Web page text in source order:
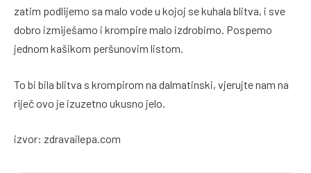
zatim podlijemo sa malo vode u kojoj se kuhala blitva, i sve
dobro izmiješamo i krompire malo izdrobimo. Pospemo
jednom kašikom peršunovim listom.
To bi bila blitva s krompirom na dalmatinski, vjerujte nam na
riječ ovo je izuzetno ukusno jelo.
izvor: zdravailepa.com